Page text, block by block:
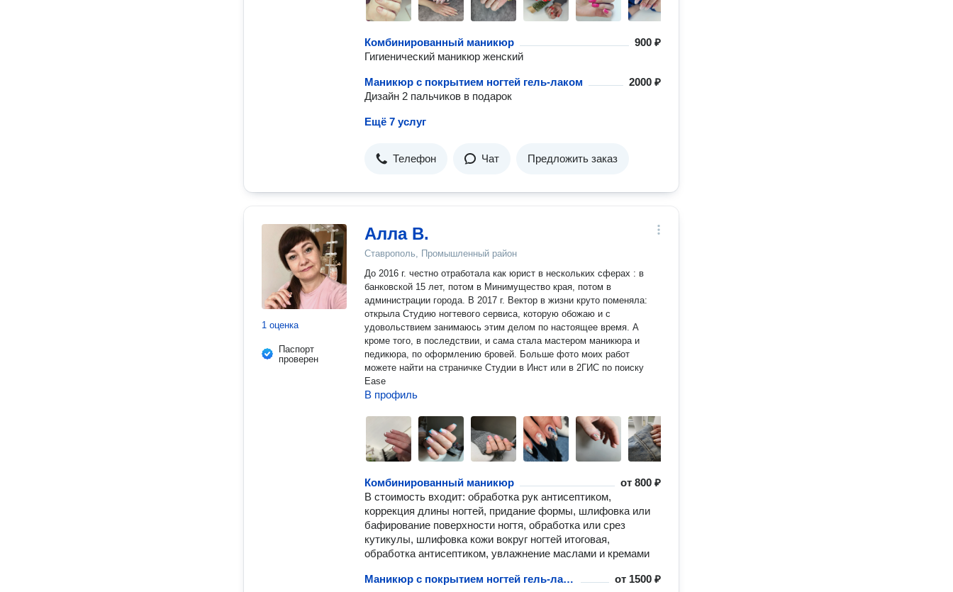
Комбинированный маникюр
900 ₽
Гигиенический маникюр женский
Маникюр с покрытием ногтей гель-лаком
2000 ₽
Дизайн 2 пальчиков в подарок
Ещё 7 услуг
Телефон Чат Предложить заказ
1 оценка
Паспорт
проверен
Алла В.
Ставрополь, Промышленный район
До 2016 г. честно отработала как юрист в нескольких сферах : в
банковской 15 лет, потом в Минимущество края, потом в
администрации города. В 2017 г. Вектор в жизни круто поменяла:
открыла Студию ногтевого сервиса, которую обожаю и с
удовольствием занимаюсь этим делом по настоящее время. А
кроме того, в последствии, и сама стала мастером маникюра и
педикюра, по оформлению бровей. Больше фото моих работ
можете найти на страничке Студии в Инст или в 2ГИС по поиску
Ease
В профиль
Комбинированный маникюр от800 ₽
В стоимость входит: обработка рук антисептиком,
коррекция длины ногтей, придание формы, шлифовка или
бафирование поверхности ногтя, обработка или срез
кутикулы, шлифовка кожи вокруг ногтей итоговая,
обработка антисептиком, увлажнение маслами и кремами
Маникюр с покрытием ногтей гель-лаком от 1500 ₽